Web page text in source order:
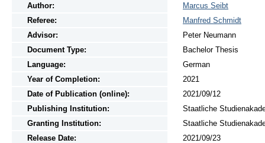
Author:
Marcus Seibt
Referee:
Manfred Schmidt
Advisor:
Peter Neumann
Document Type:
Bachelor Thesis
Language:
German
Year of Completion:
2021
Date of Publication (online):
2021/09/12
Publishing Institution:
Staatliche
Granting Institution:
Staatliche
Release Date:
2021/09/23